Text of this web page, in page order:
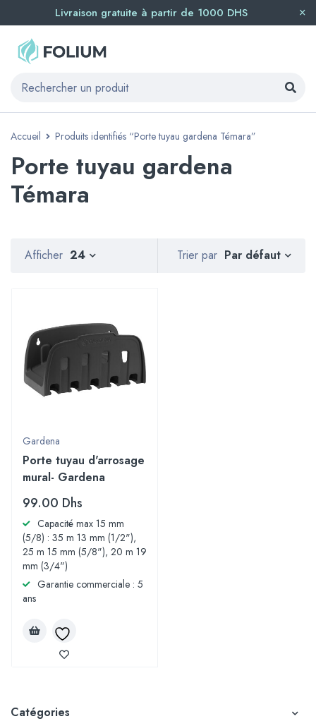
Livraison gratuite à partir de 1000 DHS
Accueil Produits identifiés “Porte tuyau gardena Témara”
Porte tuyau gardena
Témara
Catégories
Trier par Par défaut
Afficher 24
Gardena
Porte tuyau d'arrosage
mural- Gardena
99.00 Dhs
Capacité max 15 mm
(5/8) : 35 m 13 mm (1/2"),
25 m 15 mm (5/8"), 20 m 19
mm (3/4")
Garantie commerciale : 5
ans